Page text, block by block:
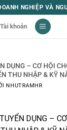
NGHIỆP VÀ
Tài khoản
DỤNG – CƠ HỘI
THU NHẬP & KỸ
NHUTRAMHR
DỤNG –